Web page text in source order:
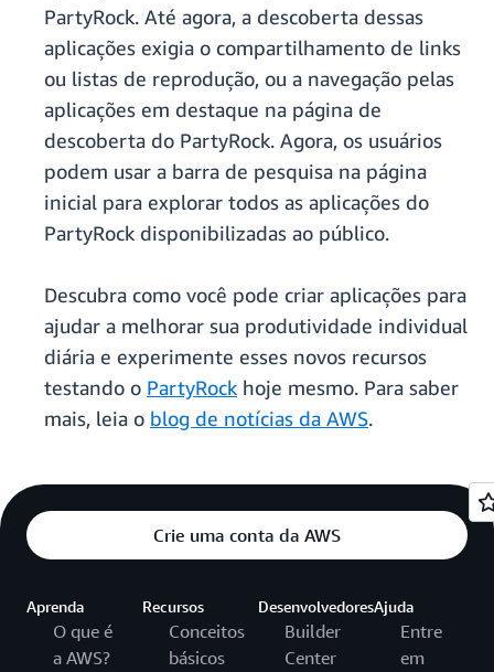
PartyRock. Até agora, a descoberta dessas
aplicações exigia o compartilhamento de links
ou listas de reprodução, ou a navegação pelas
aplicações em destaque na página de
descoberta do PartyRock. Agora, os usuários
podem usar a barra de pesquisa na página
inicial para explorar todos as aplicações do
PartyRock disponibilizadas ao público.
Descubra como você pode criar aplicações para
ajudar a melhorar sua produtividade individual
diária e experimente esses novos recursos
testando o PartyRock hoje mesmo. Para saber
mais, leia o blog de notícias da AWS.
Crie uma conta da AWS
Aprenda
O que é
a AWS?
Recursos
Conceitos
básicos
Desenvolvedores
Builder
Center
Ajuda
Entre
em